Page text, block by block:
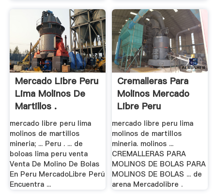
Mercado Libre Peru
Lima Molinos De
Martillos .
mercado libre peru lima
molinos de martillos
mineria; ... Peru . ... de
boloas lima peru venta
Venta De Molino De Bolas
En Peru MercadoLibre Perú
Encuentra ...
Cremalleras Para
Molinos Mercado
Libre Peru
mercado libre peru lima
molinos de martillos
mineria. molinos ...
CREMALLERAS PARA
MOLINOS DE BOLAS PARA
MOLINOS DE BOLAS ... de
arena Mercadolibre .